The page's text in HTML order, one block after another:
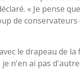
« Je pense
de
le drapeau de
n'en ai pas